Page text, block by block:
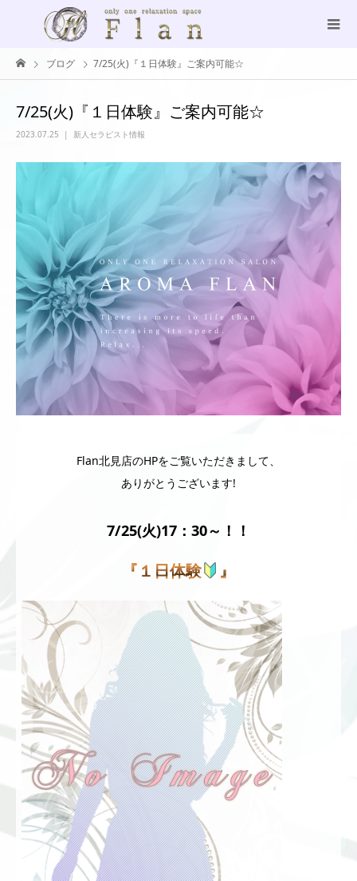
ブログ 7/25(火)『１日体験』ご案内可能☆
7/25(火)『１日体験』ご案内可能☆
2023.07.25 新人セラピスト情報
Flan北見店のHPをご覧いただきまして、
ありがとうございます!
7/25(火)17：30～！！
『１日体験 』